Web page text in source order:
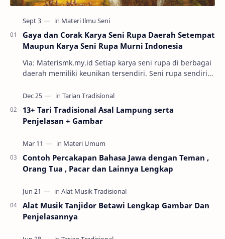
Gaya dan Corak Karya Seni Rupa Daerah Setempat
Maupun Karya Seni Rupa Murni Indonesia
Via: Materismk.my.id Setiap karya seni rupa di berbagai
daerah memiliki keunikan tersendiri. Seni rupa sendiri
13+ Tari Tradisional Asal Lampung serta
Penjelasan + Gambar
Contoh Percakapan Bahasa Jawa dengan Teman ,
Orang Tua , Pacar dan Lainnya Lengkap
Alat Musik Tanjidor Betawi Lengkap Gambar Dan
Penjelasannya